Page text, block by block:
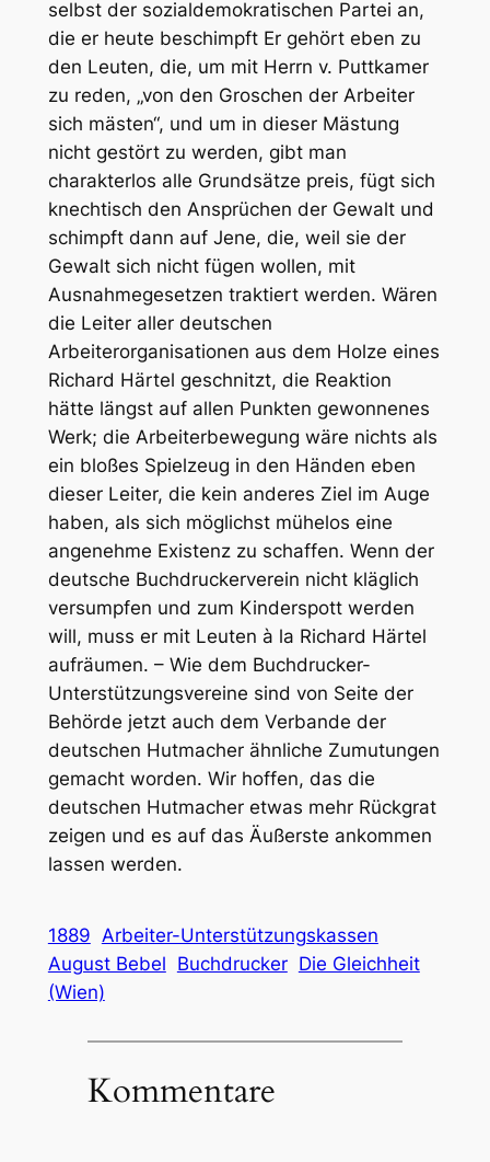
selbst der sozialdemokratischen Partei an,
die er heute beschimpft Er gehört eben zu
den Leuten, die, um mit Herrn v. Puttkamer
zu reden, „von den Groschen der Arbeiter
sich mästen“, und um in dieser Mästung
nicht gestört zu werden, gibt man
charakterlos alle Grundsätze preis, fügt sich
knechtisch den Ansprüchen der Gewalt und
schimpft dann auf Jene, die, weil sie der
Gewalt sich nicht fügen wollen, mit
Ausnahmegesetzen traktiert werden. Wären
die Leiter aller deutschen
Arbeiterorganisationen aus dem Holze eines
Richard Härtel geschnitzt, die Reaktion
hätte längst auf allen Punkten gewonnenes
Werk; die Arbeiterbewegung wäre nichts als
ein bloßes Spielzeug in den Händen eben
dieser Leiter, die kein anderes Ziel im Auge
haben, als sich möglichst mühelos eine
angenehme Existenz zu schaffen. Wenn der
deutsche Buchdruckerverein nicht kläglich
versumpfen und zum Kinderspott werden
will, muss er mit Leuten à la Richard Härtel
aufräumen. – Wie dem Buchdrucker-
Unterstützungsvereine sind von Seite der
Behörde jetzt auch dem Verbande der
deutschen Hutmacher ähnliche Zumutungen
gemacht worden. Wir hoffen, das die
deutschen Hutmacher etwas mehr Rückgrat
zeigen und es auf das Äußerste ankommen
lassen werden.
1889 Arbeiter-Unterstützungskassen
August Bebel Buchdrucker Die Gleichheit
(Wien)
Kommentare